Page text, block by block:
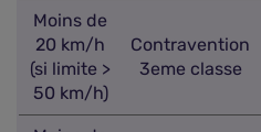
Moins de
20 km/h
(si limite >
50 km/h)
Contravention
3eme classe